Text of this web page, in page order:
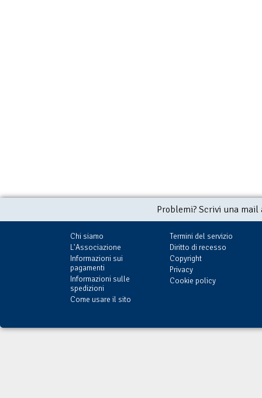
Problemi? Scrivi una
Chi siamo
L'Associazione
Informazioni sui
pagamenti
Informazioni sulle
spedizioni
Come usare il sito
Termini del servizio
Diritto di recesso
Copyright
Privacy
Cookie policy